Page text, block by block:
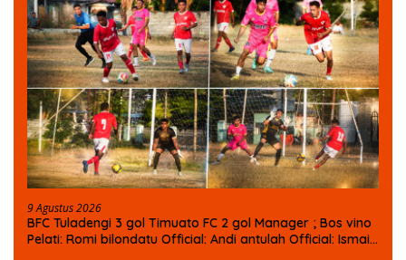
9 Agustus 2026
BFC Tuladengi 3 gol Timuato FC 2 gol Manager ; Bos vino
Pelati: Romi bilondatu Official: Andi antulah Official: Ismail